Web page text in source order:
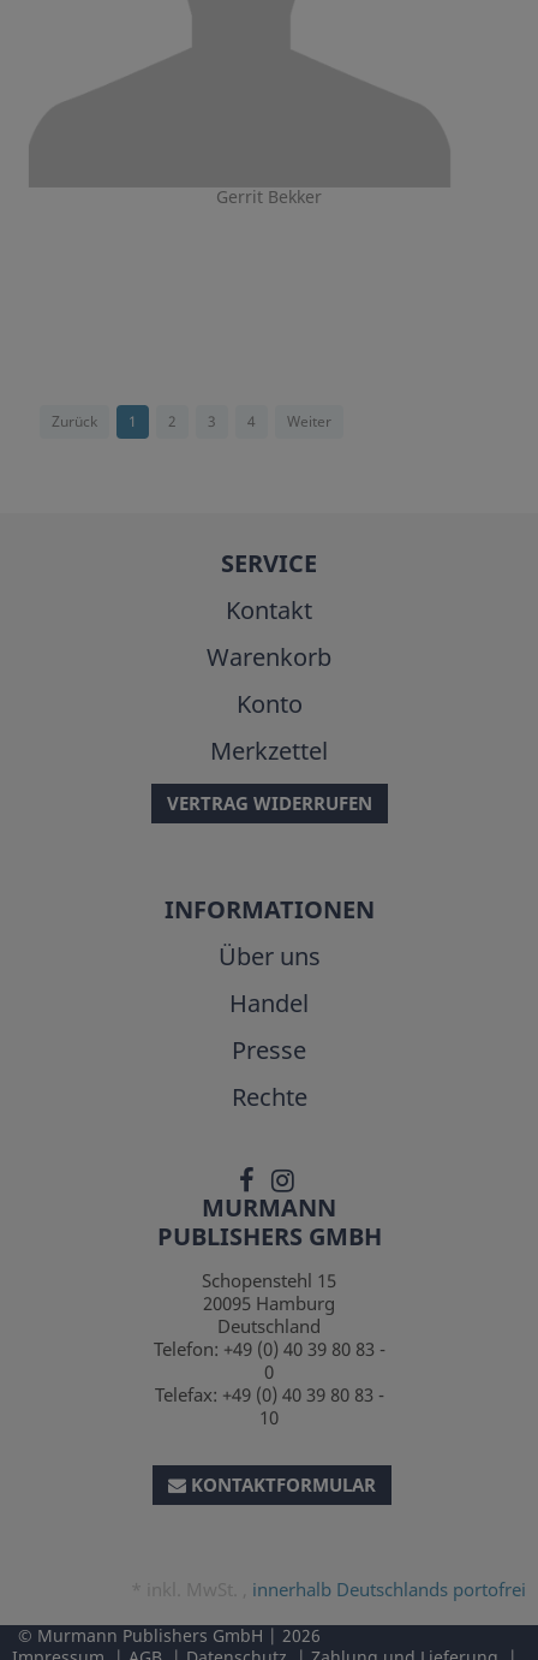
Gerrit Bekker
Zurück 1 2 3 4 Weiter
SERVICE
Kontakt
Warenkorb
Konto
Merkzettel
VERTRAG WIDERRUFEN
INFORMATIONEN
Über uns
Handel
Presse
Rechte
MURMANN
PUBLISHERS GMBH
Schopenstehl 15
20095 Hamburg
Deutschland
Telefon: +49 (0) 40 39 80 83 -
0
Telefax: +49 (0) 40 39 80 83 -
10
KONTAKTFORMULAR
innerhalb Deutschlands portofrei
Murmann Publishers GmbH
2026